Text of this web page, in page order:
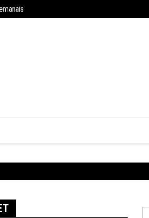
INSS amplia temporariamente